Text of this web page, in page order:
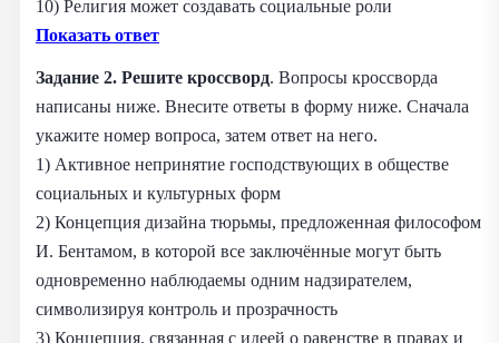
10) Религия может создавать социальные роли
Показать ответ
Задание 2. Решите кроссворд. Вопросы кроссворда
написаны ниже. Внесите ответы в форму ниже. Сначала
укажите номер вопроса, затем ответ на него.
1) Активное непринятие господствующих в обществе
социальных и культурных форм
2) Концепция дизайна тюрьмы, предложенная философом
И. Бентамом, в которой все заключённые могут быть
одновременно наблюдаемы одним надзирателем,
символизируя контроль и прозрачность
3) Концепция, связанная с идеей о равенстве в правах и